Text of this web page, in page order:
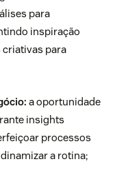
para
inspiração
criativas para
a oportunidade
insights
processos
a rotina;